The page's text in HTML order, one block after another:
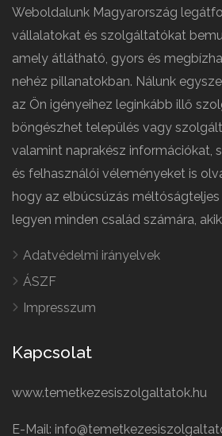
Weboldalunk Magyarország
vállalatokat és szolgáltatókat
amely átlátható, gyors és
nehéz pillanatokban. Nálunk
az Ön igényeihez leginkább illő
böngészhet település vagy
valamint naprakész információkat,
és felhasználói véleményeket is
hogy az elbúcsúzás
legyen minden család számára,
Adatvédelmi irányelvek
ÁSZF
Impresszum
Kapcsolat
www.temetkezesiszolgaltatok.hu
E-Mail: